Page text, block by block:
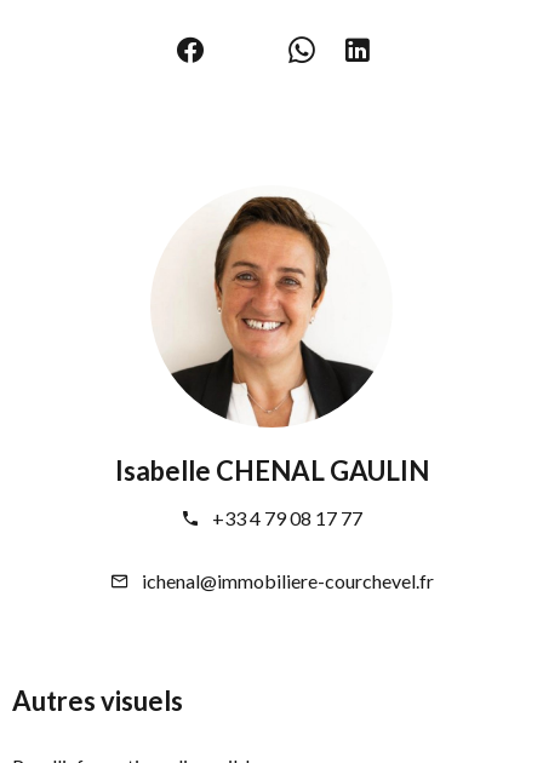
Isabelle CHENAL GAULIN
+33 4 79 08 17 77
ichenal@immobiliere-courchevel.fr
Autres visuels